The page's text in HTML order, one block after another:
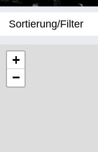
Sortierung/Filter
+
−